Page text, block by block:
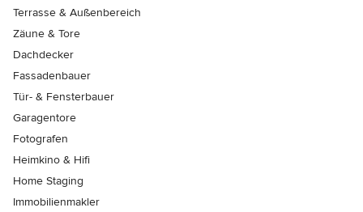
Terrasse & Außenbereich
Zäune & Tore
Dachdecker
Fassadenbauer
Tür- & Fensterbauer
Garagentore
Fotografen
Heimkino & Hifi
Home Staging
Immobilienmakler